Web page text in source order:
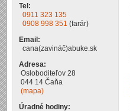
Tel:
0911 323 135
0908 998 351 (farár)
Email:
cana(zavináč)abuke.sk
Adresa:
Osloboditeľov 28
044 14 Čaňa
(mapa)
Úradné hodiny: